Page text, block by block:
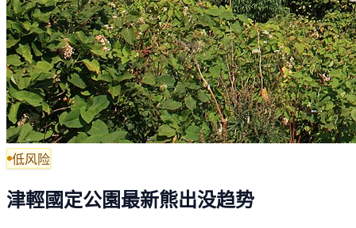
低风险
津輕國定公園最新熊出没趋势